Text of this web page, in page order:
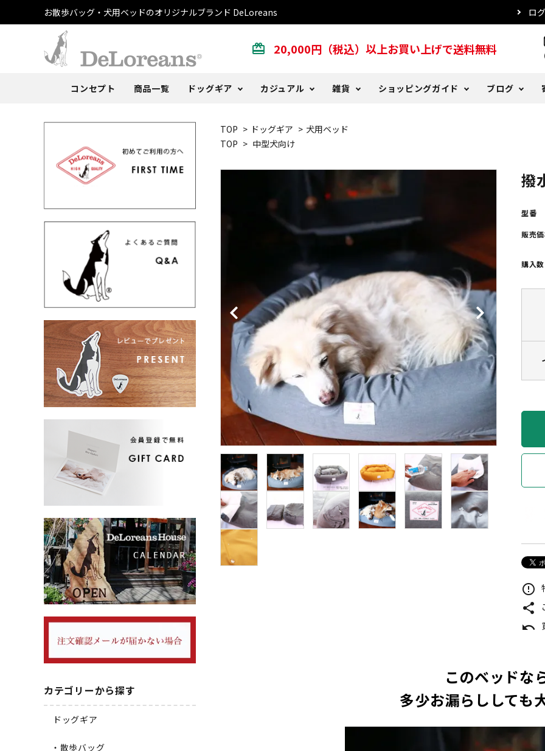
お散歩バッグ・犬用ベッドのオリジナルブランド DeLoreans ロ
card_giftcard 20,000円（税込）以上お買い上げで送料無料
コンセプト 商品一覧 ドッグギア
犬用ベッド
うんち袋 うちのこタオル おやつ
カジュアル
Tシャツ
ストール キャップ・ハット 傘
雑貨
おまけ
カレンダー その他
ショッピングガイド
よくある質問
取扱店 レビュー 注文確認メールが届かない場
ブログ
Another Days
TOP > ドッグギア > 犬用ベッド
TOP > 中型犬向け
撥
型番
販売
購入数
error_outline
share
undo
このベッドな
多少お漏らししても
カテゴリーから探す
ドッグギア
・散歩バッグ